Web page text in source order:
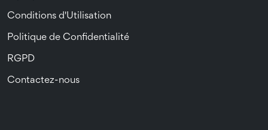
Conditions d'Utilisation
Politique de Confidentialité
RGPD
Contactez-nous